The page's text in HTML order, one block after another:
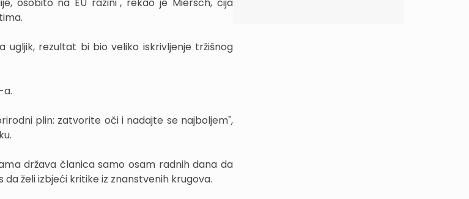
ugljik, rezultat bi bio veliko iskrivljenje tržišnog
a.
plin: zatvorite oči i nadajte se najboljem",
država članica samo osam radnih dana da
želi izbjeći kritike iz znanstvenih krugova.